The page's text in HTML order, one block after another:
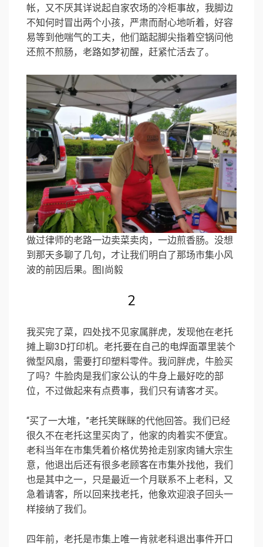
帐，又不厌其详说起自家农场的冷柜事故，我脚边
不知何时冒出两个小孩，严肃而耐心地听着，好容
易等到他喘气的工夫，他们踮起脚尖指着空锅问他
还煎不煎肠，老路如梦初醒，赶紧忙活去了。
做过律师的老路一边卖菜卖肉，一边煎香肠。没想
到那天多聊了几句，才让我们明白了那场市集小风
波的前因后果。图|尚毅
2
我买完了菜，四处找不见家属胖虎，发现他在老托
摊上聊3D打印机。老托要在自己的电焊面罩里装个
微型风扇，需要打印塑料零件。我问胖虎，牛脸买
了吗？牛脸肉是我们家公认的牛身上最好吃的部
位，不过做起来有点费事，我们只有请客才买。
“买了一大堆，”老托笑眯眯的代他回答。我们已经
很久不在老托这里买肉了，他家的肉着实不便宜。
老科当年在市集凭着价格优势抢走别家肉铺大宗生
意，他退出后还有很多老顾客在市集外找他，我们
也是其中之一，只是最近一个月联系不上老科，又
急着请客，所以回来找老托，他象欢迎浪子回头一
样接纳了我们。
四年前，老托是市集上唯一肯就老科退出事件开口